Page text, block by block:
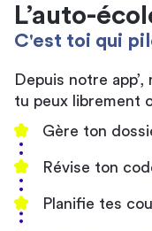
L’auto-
C'est toi qui
Depuis notre
tu peux librement
Gère ton
Révise ton
Planifie tes